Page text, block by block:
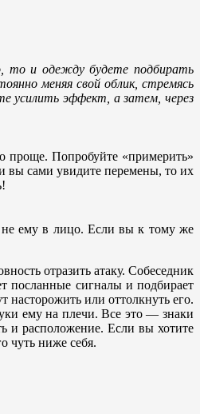
то и одежду будете подбирать
меняя свой облик, стремясь
усилить эффект, а затем, через
проще. Попробуйте «примерить»
вы сами увидите перемены, то их
не ему в лицо. Если вы к тому же
отразить атаку. Собеседник
посланные сигналы и подбирает
насторожить или оттолкнуть его.
ему на плечи. Все это — знаки
и расположение. Если вы хотите
чуть ниже себя.